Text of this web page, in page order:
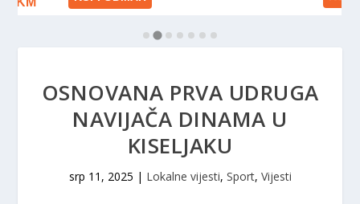
OSNOVANA PRVA UDRUGA
NAVIJAČA DINAMA U
KISELJAKU
srp 11, 2025 | Lokalne vijesti, Sport, Vijesti